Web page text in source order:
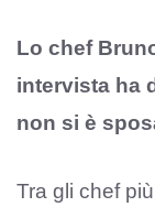
Lo chef
intervista ha
non si è
Tra gli chef